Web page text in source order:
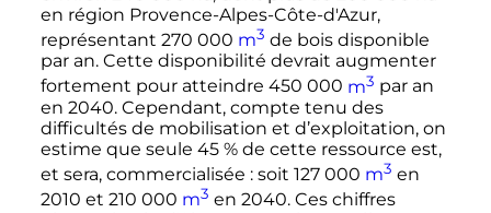
en région Provence-Alpes-Côte-d'Azur,
représentant 270 000 m3 de bois disponible
par an. Cette disponibilité devrait augmenter
fortement pour atteindre 450 000 m3 par an
en 2040. Cependant, compte tenu des
difficultés de mobilisation et d’exploitation, on
estime que seule 45 % de cette ressource est,
et sera, commercialisée : soit 127 000 m3 en
2010 et 210 000 m3 en 2040. Ces chiffres